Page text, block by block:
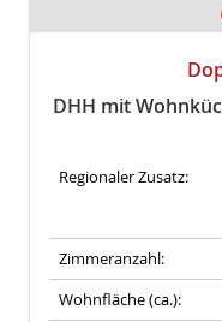
DHH mit
Regionaler Zusatz:
Zimmeranzahl:
Wohnfläche (ca.):